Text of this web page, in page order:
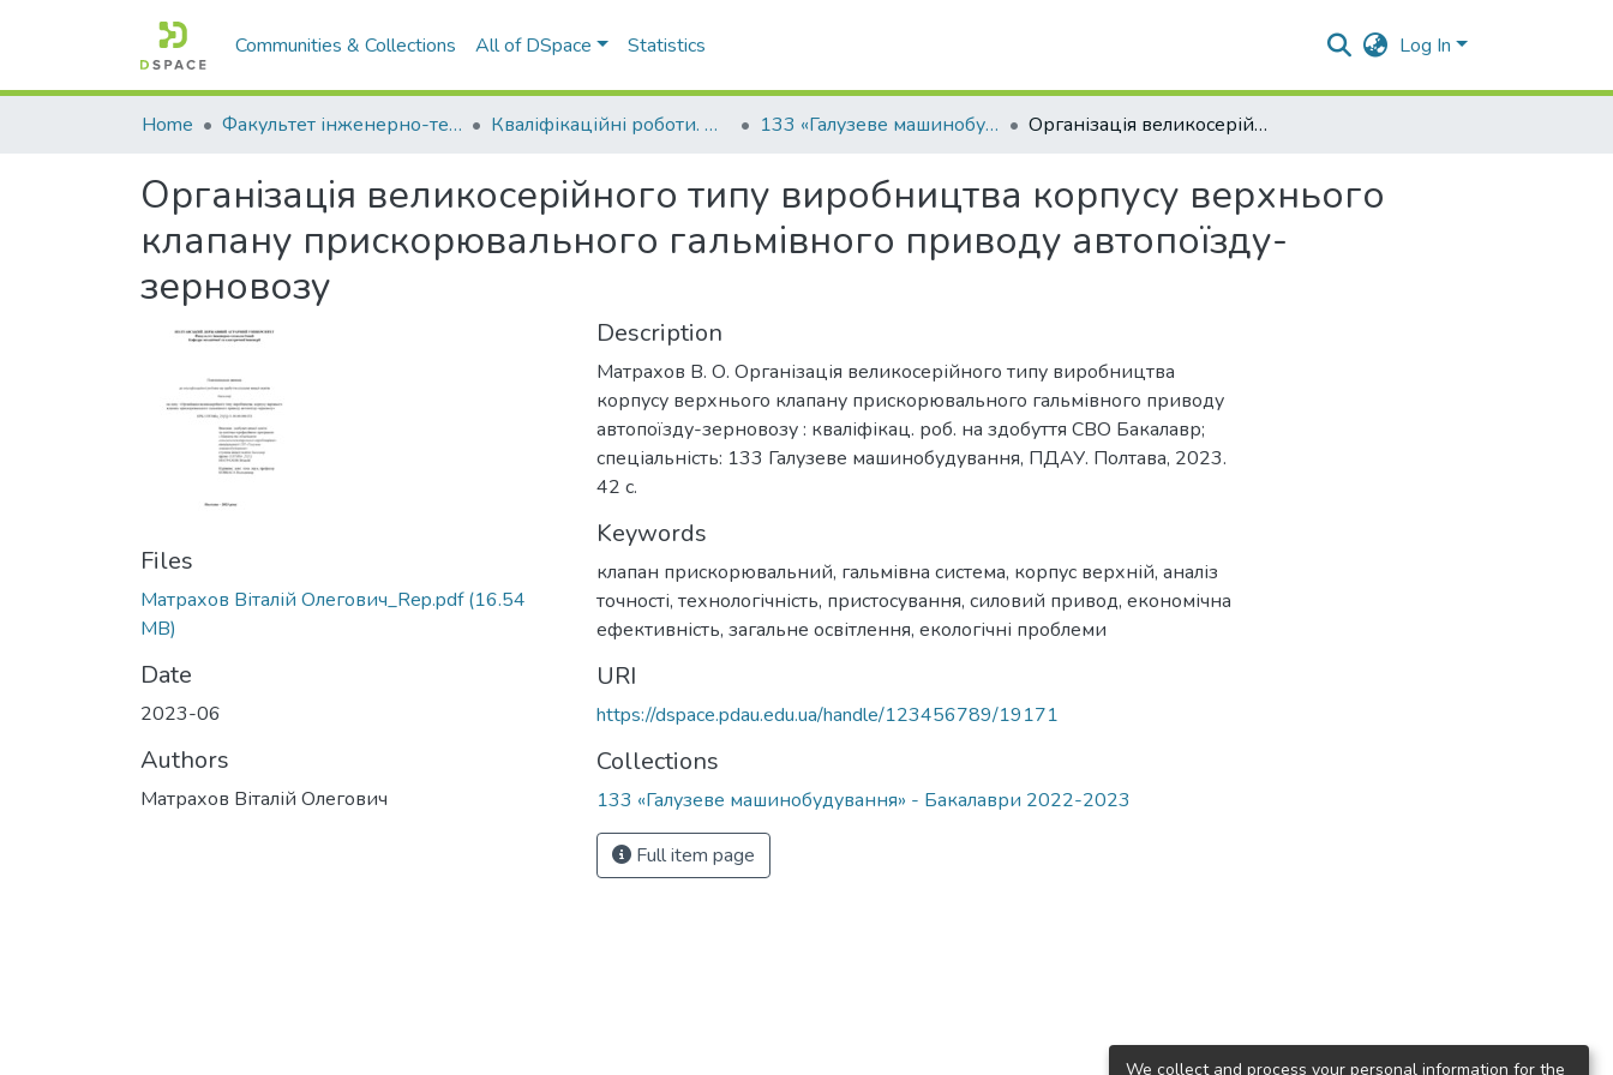
Communities & Collections All of DSpace Statistics Log In
Home Факультет інженерно-технологічний Кваліфікаційні роботи. Факультет інженерно-технологічний 133 «Галузеве машинобудування» - Бакалаври 2022-2023 Організація великосерійного типу виробництва корпусу верхнього клапану прискорювального гальмівного приводу автопоїзду-зерновозу
Організація великосерійного типу виробництва корпусу верхнього
клапану прискорювального гальмівного приводу автопоїзду-
зерновозу
Files
Матрахов Віталій Олегович_Rep.pdf(16.54
MB)
Date
2023-06
Authors
Матрахов Віталій Олегович
Description
Матрахов В. О. Організація великосерійного типу виробництва
корпусу верхнього клапану прискорювального гальмівного приводу
автопоїзду-зерновозу : кваліфікац. роб. на здобуття СВО Бакалавр;
спеціальність: 133 Галузеве машинобудування, ПДАУ. Полтава, 2023.
42 с.
Keywords
клапан прискорювальний, гальмівна система, корпус верхній, аналіз
точності, технологічність, пристосування, силовий привод, економічна
ефективність, загальне освітлення, екологічні проблеми
URI
https://dspace.pdau.edu.ua/handle/123456789/19171
Collections
133 «Галузеве машинобудування» - Бакалаври 2022-2023
Full item page
We collect and process your personal information for the